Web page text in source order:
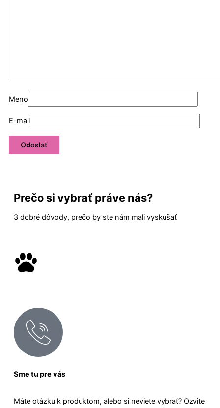
Meno
E-mail
Prečo si vybrať práve nás?
3 dobré dôvody, prečo by ste nám mali vyskúšať
Sme tu pre vás
Máte otázku k produktom, alebo si neviete vybrať? Ozvite